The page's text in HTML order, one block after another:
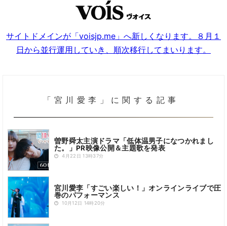
サイトドメインが「voisjp.me」へ新しくなります。８月１
日から並行運用していき、順次移行してまいります。
「宮川愛李」に関する記事
曽野舜太主演ドラマ「低体温男子になつかれまし
た。」PR映像公開＆主題歌を発表
4月22日 13時37分
宮川愛李「すごい楽しい！」オンラインライブで圧
巻のパフォーマンス
10月12日 14時20分